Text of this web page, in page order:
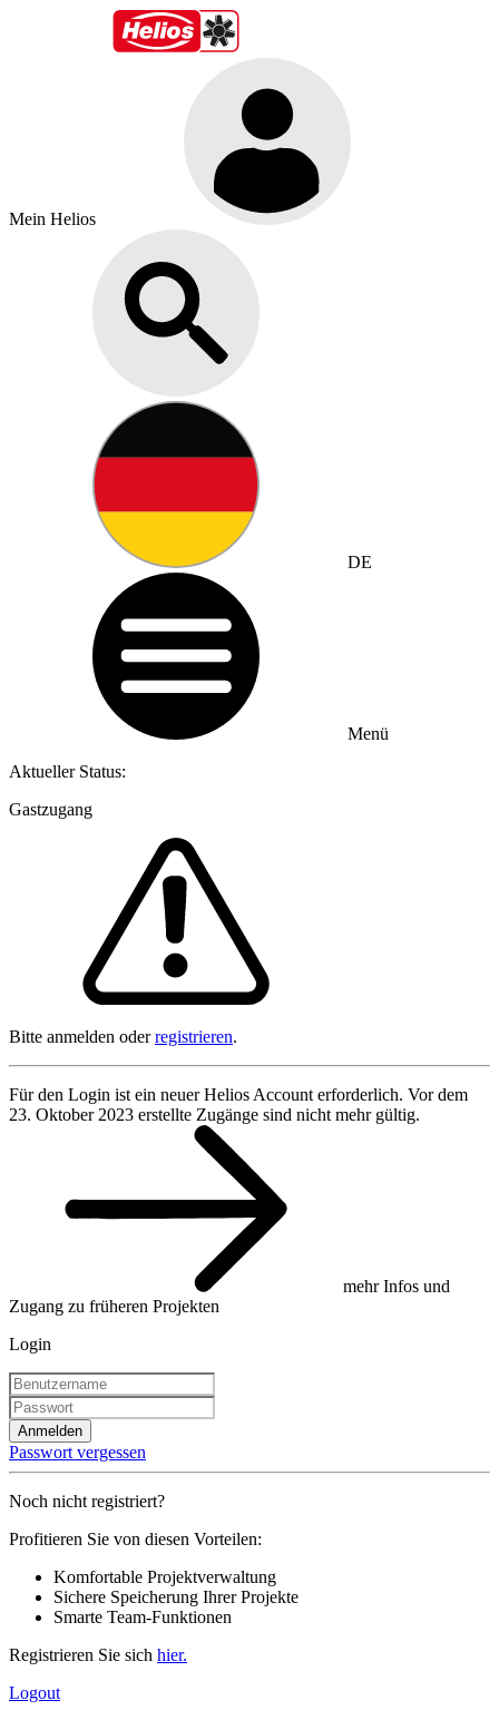
Mein Helios
DE
Menü
Aktueller Status:
Gastzugang
Bitte anmelden oderregistrieren.
Für den Login ist ein neuer Helios Account erforderlich. Vor dem
23. Oktober 2023 erstellte Zugänge sind nicht mehr gültig.
mehr Infos und
Zugang zu früheren Projekten
Login
Anmelden
Passwort vergessen
Noch nicht registriert?
Profitieren Sie von diesen Vorteilen:
Komfortable Projektverwaltung
Sichere Speicherung Ihrer Projekte
Smarte Team-Funktionen
Registrieren Sie sich hier.
Logout